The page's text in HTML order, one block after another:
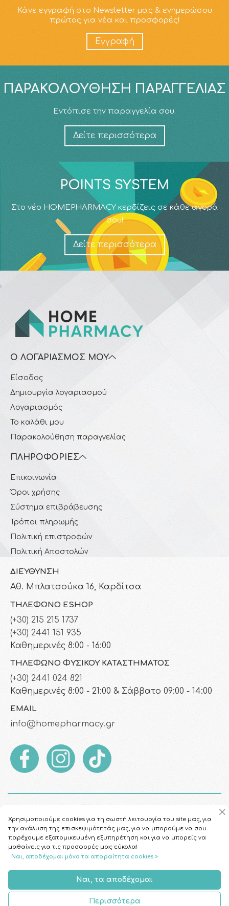
Κάνε εγγραφή στο Newsletter μας & ενημερώσου
πρώτος για νέα και προσφορές!
Εγγραφή
ΠΑΡΑΚΟΛΟΎΘΗΣΗ ΠΑΡΑΓΓΕΛΊΑΣ
Εντόπισε την παραγγελία σου.
Δείτε περισσότερα
POINTS SYSTEM
Στο νέο HOMEPHARMACY κερδίζεις σε κάθε αγορά
σου!
Δείτε περισσότερα
Ο ΛΟΓΑΡΙΑΣΜΌΣ ΜΟΥ
Είσοδος
Δημιουργία λογαριασμού
Λογαριασμός
Το καλάθι μου
Παρακολούθηση παραγγελίας
ΠΛΗΡΟΦΟΡΊΕΣ
Επικοινωνία
Όροι χρήσης
Σύστημα επιβράβευσης
Τρόποι πληρωμής
Πολιτική επιστροφών
Πολιτική Αποστολών
ΔΙΕΎΘΥΝΣΗ
Αθ. Μπλατσούκα 16, Καρδίτσα
ΤΗΛΈΦΩΝΟ ESHOP
(+30) 215 215 1737
(+30) 2441 151 935
Καθημερινές 8:00 - 16:00
ΤΗΛΈΦΩΝΟ ΦΥΣΙΚΟΎ ΚΑΤΑΣΤΉΜΑΤΟΣ
(+30) 2441 024 821
Καθημερινές 8:00 - 21:00 & Σάββατο 09:00 - 14:00
EMAIL
info@homepharmacy.gr
Χρησιμοποιούμε cookies για τη σωστή λειτουργία του site μας, για
την ανάλυση της επισκεψιμότητάς μας, για να μπορούμε να σου
παρέχουμε εξατομικευμένη εξυπηρέτηση και για να μπορείς να
μαθαίνεις για τις προσφορές μας εύκολα!
Ναι, αποδέχομαι μόνο τα απαραίτητα cookies >
Ναι, τα αποδέχομαι
Περισσότερα